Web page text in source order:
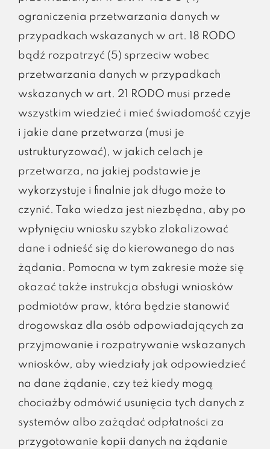
ograniczenia przetwarzania danych w
przypadkach wskazanych w art. 18 RODO
bądź rozpatrzyć (5) sprzeciw wobec
przetwarzania danych w przypadkach
wskazanych w art. 21 RODO musi przede
wszystkim wiedzieć i mieć świadomość czyje
i jakie dane przetwarza (musi je
ustrukturyzować), w jakich celach je
przetwarza, na jakiej podstawie je
wykorzystuje i finalnie jak długo może to
czynić. Taka wiedza jest niezbędna, aby po
wpłynięciu wniosku szybko zlokalizować
dane i odnieść się do kierowanego do nas
żądania. Pomocna w tym zakresie może się
okazać także instrukcja obsługi wniosków
podmiotów praw, która będzie stanowić
drogowskaz dla osób odpowiadających za
przyjmowanie i rozpatrywanie wskazanych
wniosków, aby wiedziały jak odpowiedzieć
na dane żądanie, czy też kiedy mogą
chociażby odmówić usunięcia tych danych z
systemów albo zażądać odpłatności za
przygotowanie kopii danych na żądanie